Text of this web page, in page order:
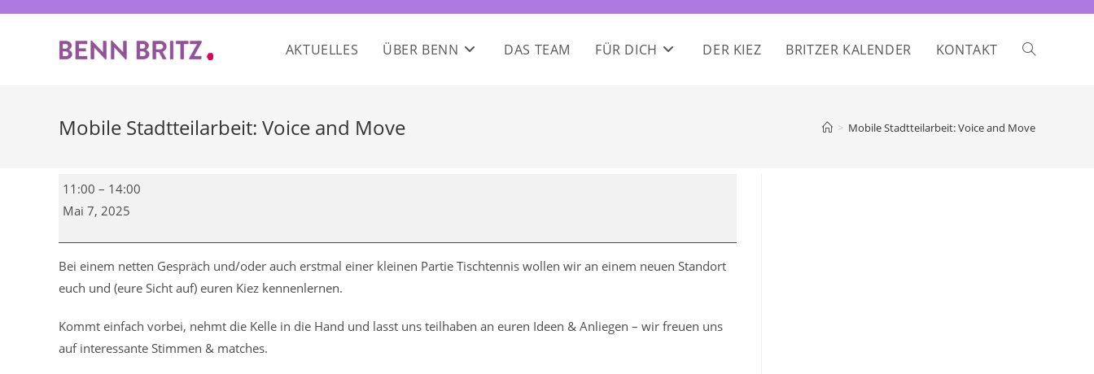
AKTUELLES ÜBER BENN DAS TEAM FÜR DICH DER KIEZ BRITZER KALENDER KONTAKT WEBSITE-
Mobile Stadtteilarbeit: Voice and Move > Mobile Stadtteilarbeit: Voice and Move
Mobile
Stadtteilarbeit:
and
Move
11:00 – 14:00
Mai 7, 2025
Bei einem netten Gespräch und/oder auch erstmal einer kleinen Partie Tischtennis wollen wir an einem neuen Standort
euch und (eure Sicht auf) euren Kiez kennenlernen.
Kommt einfach vorbei, nehmt die Kelle in die Hand und lasst uns teilhaben an euren Ideen & Anliegen – wir freuen uns
auf interessante Stimmen & matches.